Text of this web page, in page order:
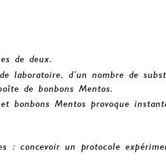
de deux.
laboratoire, d’un nombre de
de bonbons Mentos.
bonbons Mentos provoque
: concevoir un protocole